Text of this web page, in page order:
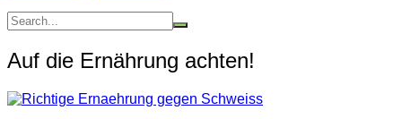
Auf die Ernährung achten!